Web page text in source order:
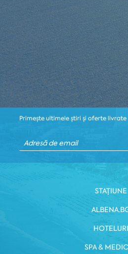
Primește ultimele știri și oferte
STAȚIUNE
HOTELURI
SPA &